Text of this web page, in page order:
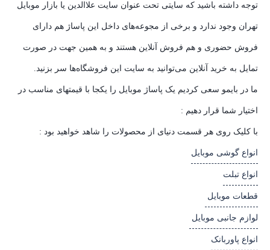
توجه داشته باشید که سایتی تحت عنوان سایت علاالدین یا بازار موبایل
تهران وجود ندارد و برخی از مجوعه‌های داخل این پاساژ هم دارای
فروش حضوری و هم فروش آنلاین هستند و به همین جهت در صورت
تمایل به خرید آنلاین می‌توانید به سایت این فروشگاه‌ها سر بزنید.
ما در بایمو سعی کردیم یک پاساژ موبایل را یکجا با قیمتهای مناسب در
اختیار شما قرار دهیم :
با کلیک روی هر قسمت دنیای از محصولات را شاهد خواهید بود :
انواع گوشی موبایل
انواع تبلت
قطعات موبایل
لوازم جانبی موبایل
انواع پاوربانک